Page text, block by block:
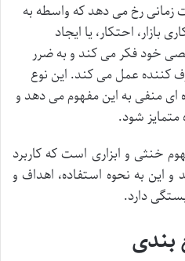
زمانی رخ می دهد که واسطه به
بازار، احتکار، یا ایجاد
خود فکر می کند و به ضرر
کننده عمل می کند. این نوع
منفی به این مفهوم می دهد و
متمایز شود.
خنثی و ابزاری است که کاربرد
این به نحوه استفاده، اهداف و
دارد.
بندی